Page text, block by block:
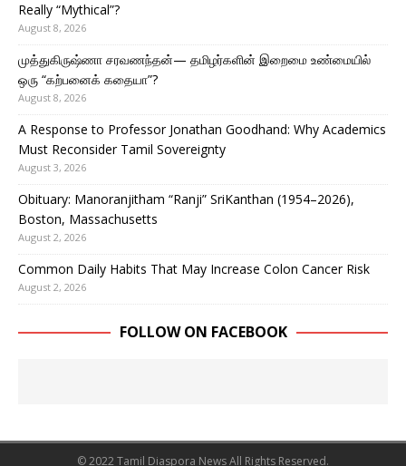
Really “Mythical”?
August 8, 2026
முத்துகிருஷ்ணா சரவணந்தன்— தமிழர்களின் இறைமை உண்மையில்
ஒரு “கற்பனைக் கதையா”?
August 8, 2026
A Response to Professor Jonathan Goodhand: Why Academics
Must Reconsider Tamil Sovereignty
August 3, 2026
Obituary: Manoranjitham “Ranji” SriKanthan (1954–2026),
Boston, Massachusetts
August 2, 2026
Common Daily Habits That May Increase Colon Cancer Risk
August 2, 2026
FOLLOW ON FACEBOOK
© 2022 Tamil Diaspora News All Rights Reserved.